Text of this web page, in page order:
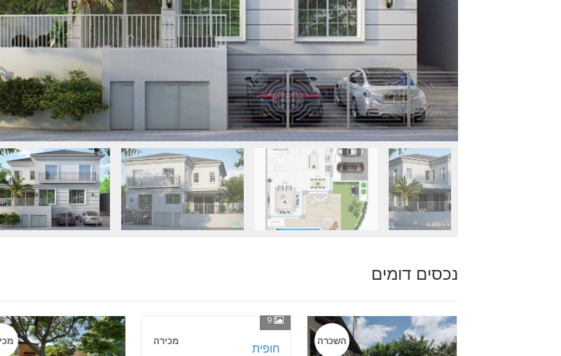
נכסים דומים
9
מכירה
חופית
השכרה